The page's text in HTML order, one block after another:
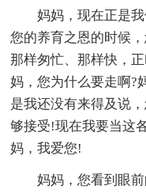
妈妈，现在正是
您的养育之恩的时候
那样匆忙、那样快，
妈，您为什么要走啊?
是我还没有来得及说
够接受!现在我要当这
妈，我爱您!
妈妈，您看到眼